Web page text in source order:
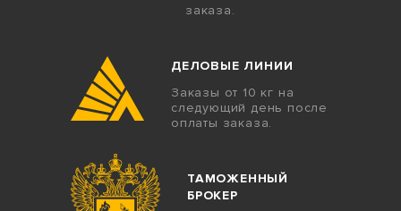
заказа.
ДЕЛОВЫЕ ЛИНИИ
Заказы от 10 кг на
следующий день после
оплаты заказа.
ТАМОЖЕННЫЙ
БРОКЕР